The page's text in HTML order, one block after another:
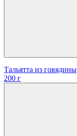
Тальятта из говядины
200 г